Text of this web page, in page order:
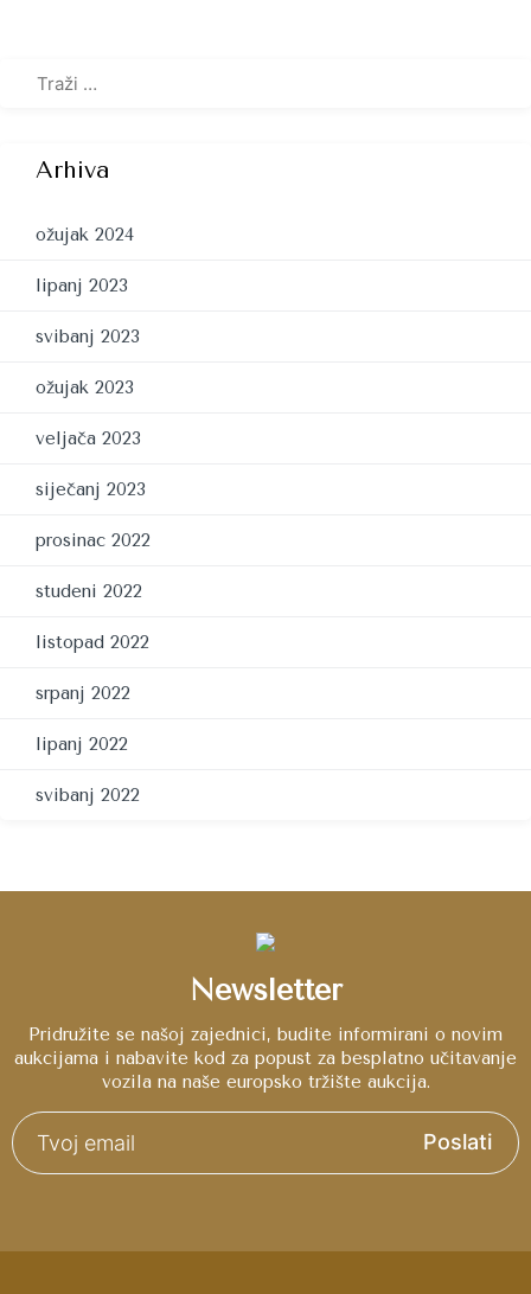
Arhiva
ožujak 2024
lipanj 2023
svibanj 2023
ožujak 2023
veljača 2023
siječanj 2023
prosinac 2022
studeni 2022
listopad 2022
srpanj 2022
lipanj 2022
svibanj 2022
Newsletter
Pridružite se našoj zajednici, budite informirani o novim
aukcijama i nabavite kod za popust za besplatno učitavanje
vozila na naše europsko tržište aukcija.
Poslati